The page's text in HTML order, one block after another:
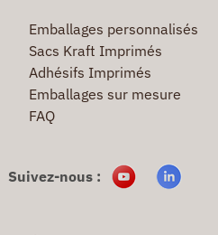
Emballages personnalisés
Sacs Kraft Imprimés
Adhésifs Imprimés
Emballages sur mesure
FAQ
Suivez-nous :